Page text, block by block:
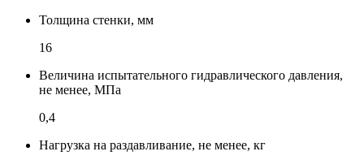
Толщина стенки, мм
16
Величина испытательного гидравлического давления,
не менее, МПа
0,4
Нагрузка на раздавливание, не менее, кг